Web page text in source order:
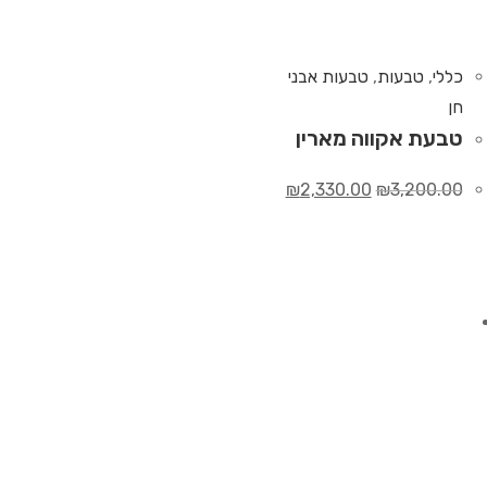
כללי, טבעות, טבעות אבני
חן
טבעת אקווה מארין
₪3,200.00
₪2,330.00